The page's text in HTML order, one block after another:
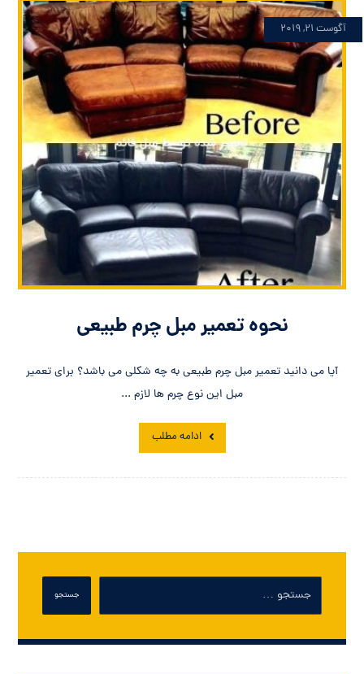
نحوه تعمیر مبل چرم طبیعی
آگوست ۲۱, ۲۰۱۹
آیا می دانید تعمیر مبل چرم طبیعی به چه شکلی می باشد؟ برای تعمیر
مبل این نوع چرم ها لازم ...
ادامه مطلب
جستجو